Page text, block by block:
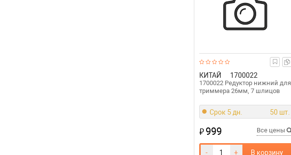
КИТАЙ 1700022
1700022 Редуктор нижний для
триммера 26мм, 7 шлицов
Срок 5 дн. 50 шт.
₽999 Все цены
- + В корзину